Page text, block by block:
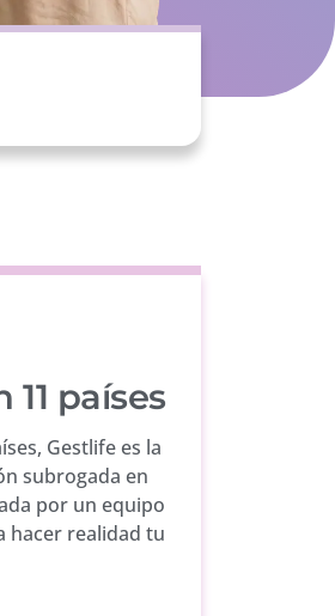
11 países
Gestlife es la
subrogada en
por un equipo
hacer realidad tu